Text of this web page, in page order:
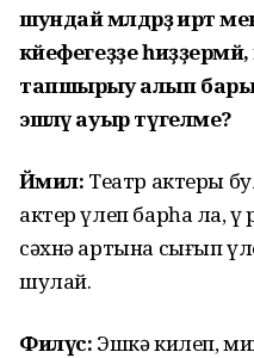
шундай мәлдәрҙә иртә
кәйефегеҙҙе
тапшырыу алып
эшләү ауыр түгелме?
Йәмил: Театр актеры
актер үлеп барһа ла,
сәхнә артына сығып
шулай.
Филүс: Эшкә килеп,